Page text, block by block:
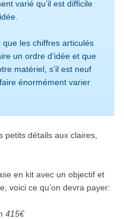
varié qu’il est difficile
les chiffres articulés
un ordre d’idée et que
matériel, s’il est neuf
énormément varier
petits détails aux claires,
en kit avec un objectif et
voici ce qu’on devra payer:
415€